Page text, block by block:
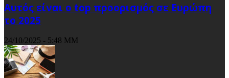
Αυτός είναι ο top προορισμός σε Ευρώπη
το 2025
24/10/2025 - 5:48 ΜΜ